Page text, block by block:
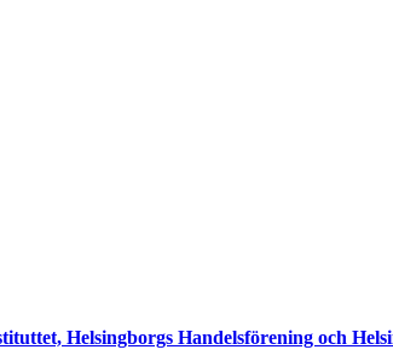
Helsingborgs Handelsförening och